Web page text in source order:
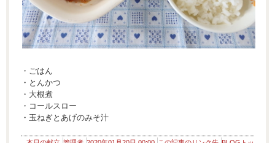
・ごはん
・とんかつ
・大根煮
・コールスロー
・玉ねぎとあげのみそ汁